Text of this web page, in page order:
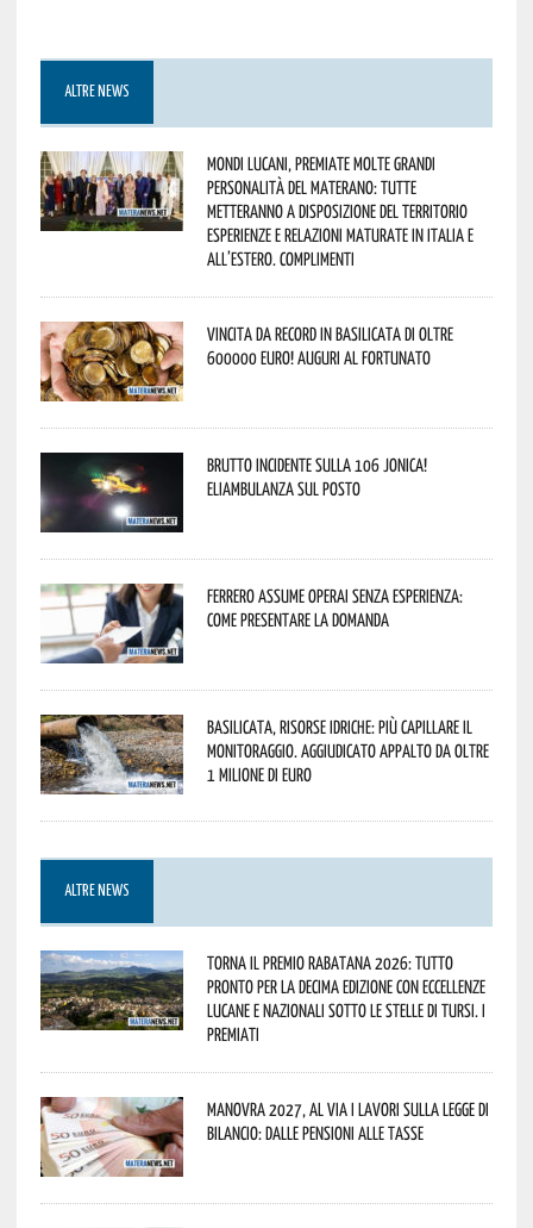
ALTRE NEWS
Mondi lucani, premiate molte grandi
personalità del materano: tutte
metteranno a disposizione del territorio
esperienze e relazioni maturate in Italia e
all’estero. Complimenti
Vincita da record in Basilicata di oltre
600000 euro! Auguri al fortunato
Brutto incidente sulla 106 Jonica!
Eliambulanza sul posto
Ferrero assume operai senza esperienza:
come presentare la domanda
Basilicata, Risorse idriche: più capillare il
monitoraggio. Aggiudicato appalto da oltre
1 milione di euro
ALTRE NEWS
Torna il Premio Rabatana 2026: tutto
pronto per la decima edizione con eccellenze
lucane e nazionali sotto le stelle di Tursi. I
premiati
Manovra 2027, al via i lavori sulla Legge di
Bilancio: dalle pensioni alle tasse